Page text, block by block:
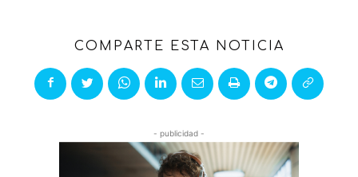
COMPARTE ESTA NOTICIA
- publicidad -